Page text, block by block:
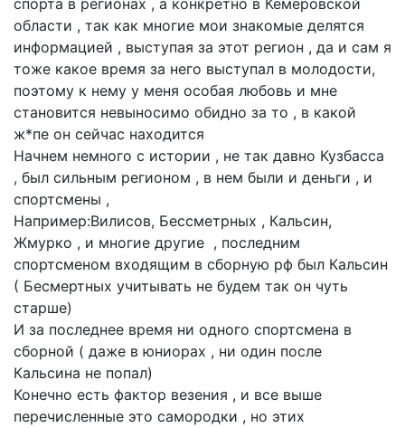
спорта в регионах , а конкретно в Кемеровской
области , так как многие мои знакомые делятся
информацией , выступая за этот регион , да и сам я
тоже какое время за него выступал в молодости,
поэтому к нему у меня особая любовь и мне
становится невыносимо обидно за то , в какой
ж*пе он сейчас находится
Начнем немного с истории , не так давно Кузбасса
, был сильным регионом , в нем были и деньги , и
спортсмены ,
Например:Вилисов, Бессметрных , Кальсин,
Жмурко , и многие другие , последним
спортсменом входящим в сборную рф был Кальсин
( Бесмертных учитывать не будем так он чуть
старше)
И за последнее время ни одного спортсмена в
сборной ( даже в юниорах , ни один после
Кальсина не попал)
Конечно есть фактор везения , и все выше
перечисленные это самородки , но этих